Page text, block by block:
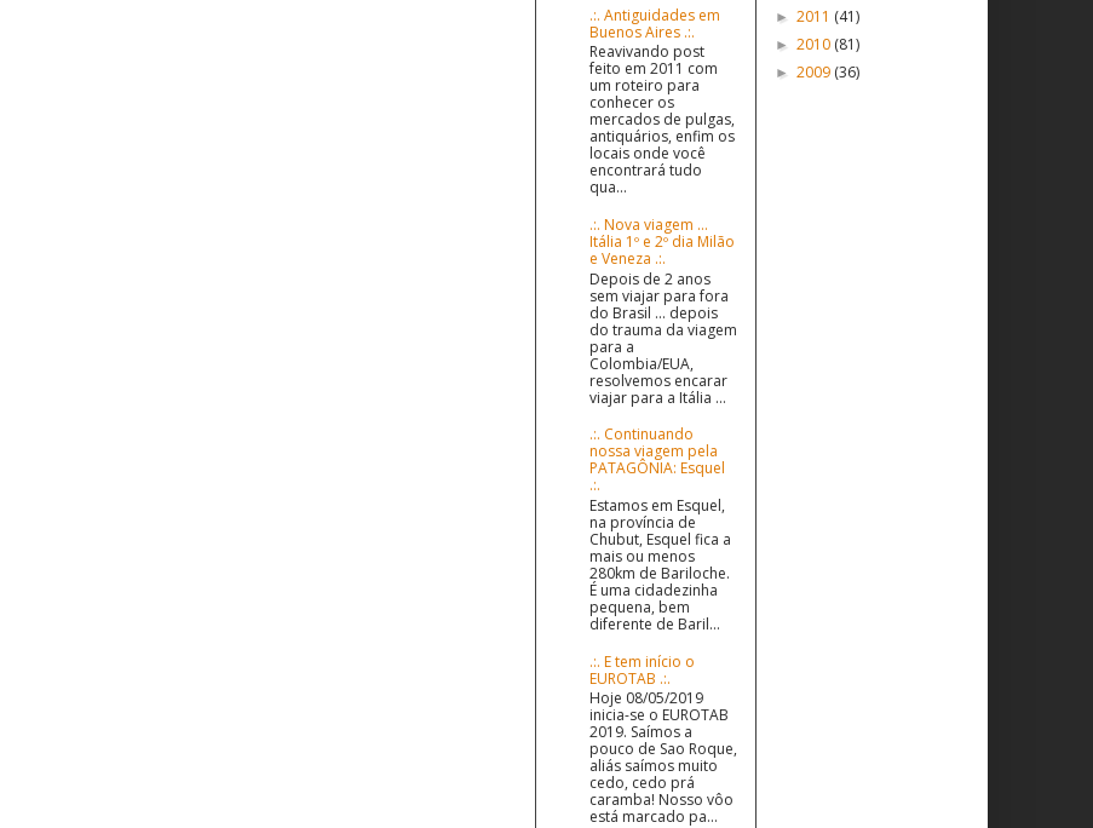
.:. Antiguidades em
Buenos Aires .:.
Reavivando post
feito em 2011 com
um roteiro para
conhecer os
mercados de pulgas,
antiquários, enfim os
locais onde você
encontrará tudo
qua...
.:. Nova viagem ...
Itália 1º e 2º dia Milão
e Veneza .:.
Depois de 2 anos
sem viajar para fora
do Brasil ... depois
do trauma da viagem
para a
Colombia/EUA,
resolvemos encarar
viajar para a Itália ...
.:. Continuando
nossa viagem pela
PATAGÔNIA: Esquel
.:.
Estamos em Esquel,
na província de
Chubut, Esquel fica a
mais ou menos
280km de Bariloche.
É uma cidadezinha
pequena, bem
diferente de Baril...
.:. E tem início o
EUROTAB .:.
Hoje 08/05/2019
inicia-se o EUROTAB
2019. Saímos a
pouco de Sao Roque,
aliás saímos muito
cedo, cedo prá
caramba! Nosso vôo
está marcado pa...
► 2011 (41)
► 2010 (81)
► 2009 (36)